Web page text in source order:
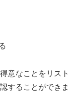
意なことをリスト
することができま